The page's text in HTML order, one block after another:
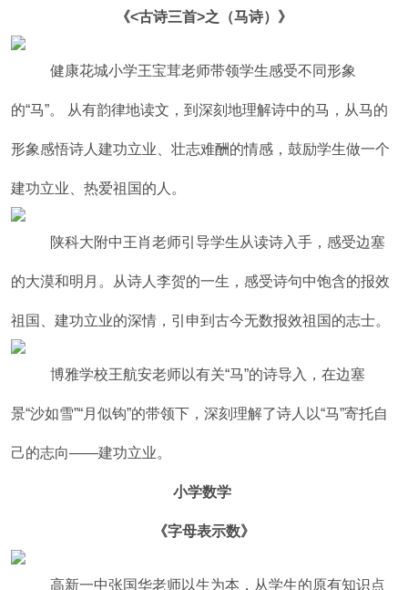
《<古诗三首>之（马诗）》
健康花城小学王宝茸老师带领学生感受不同形象
的“马”。 从有韵律地读文，到深刻地理解诗中的马，从马的
形象感悟诗人建功立业、壮志难酬的情感，鼓励学生做一个
建功立业、热爱祖国的人。
陕科大附中王肖老师引导学生从读诗入手，感受边塞
的大漠和明月。从诗人李贺的一生，感受诗句中饱含的报效
祖国、建功立业的深情，引申到古今无数报效祖国的志士。
博雅学校王航安老师以有关“马”的诗导入，在边塞
景“沙如雪”“月似钩”的带领下，深刻理解了诗人以“马”寄托自
己的志向——建功立业。
小学数学
《字母表示数》
高新一中张国华老师以生为本，从学生的原有知识点